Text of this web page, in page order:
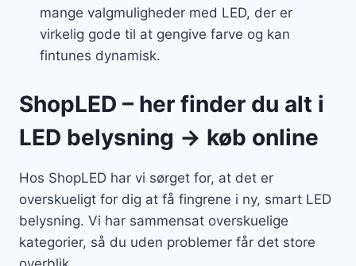
mange valgmuligheder med LED, der er
virkelig gode til at gengive farve og kan
fintunes dynamisk.
ShopLED – her finder du alt i
LED belysning → køb online
Hos ShopLED har vi sørget for, at det er
overskueligt for dig at få fingrene i ny, smart LED
belysning. Vi har sammensat overskuelige
kategorier, så du uden problemer får det store